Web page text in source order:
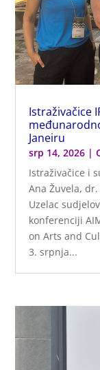
Istraživačice
Janeiru
srp 14, 2026 |
Istraživačice i
Ana Žuvela,
Uzelac
konferenciji
on Arts and
3. srpnja...